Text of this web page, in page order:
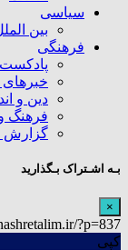
سیاسی
بین
فرهنگی
پادکست
خبرهای
دین و
فرهنگ
گزارش
بـه اشـتراک بـگذارید
×
?p=837
کپی